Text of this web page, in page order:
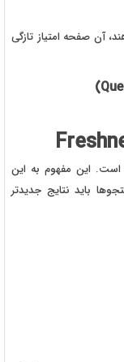
آن صفحه امتیاز تازگی
QDF مخفف عبارت Query Deserves Freshness است. این مفهوم به این
باید نتایج جدیدتر